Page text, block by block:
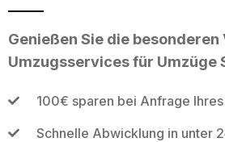
Genießen Sie die
Umzugsservices für Umzüge
100€ sparen bei Anfrage
Schnelle Abwicklung in unter